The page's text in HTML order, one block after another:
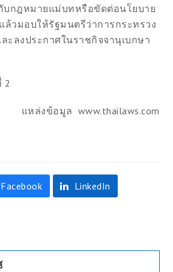
บกฎหมายแม่บทหรือขัดต่อนโยบาย
ล้วมอบให้รัฐมนตรีว่าการกระทรวง
ะลงประกาศในราชกิจจานุเบกษา
2
แหล่งข้อมูล www.thailaws.com
Facebook LinkedIn